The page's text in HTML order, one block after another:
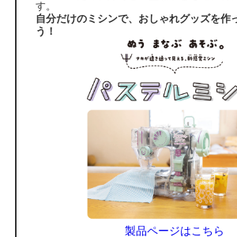
す。
自分だけのミシンで、おしゃれグッズを作
う！
製品ページはこちら